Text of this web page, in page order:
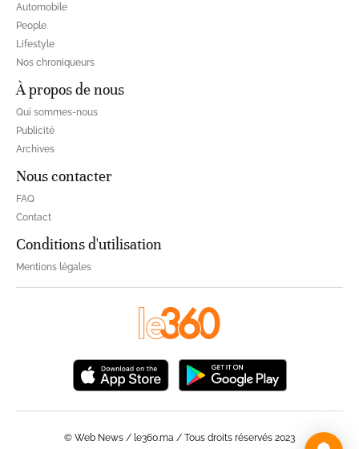
Automobile
People
Lifestyle
Nos chroniqueurs
À propos de nous
Qui sommes-nous
Publicité
Archives
Nous contacter
FAQ
Contact
Conditions d'utilisation
Mentions légales
© Web News / le360.ma / Tous droits réservés 2023